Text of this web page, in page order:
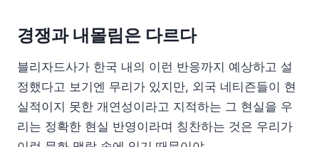
경쟁과 내몰림은 다르다
블리자드사가 한국 내의 이런 반응까지 예상하고 설
정했다고 보기엔 무리가 있지만, 외국 네티즌들이 현
실적이지 못한 개연성이라고 지적하는 그 현실을 우
리는 정확한 현실 반영이라며 칭찬하는 것은 우리가